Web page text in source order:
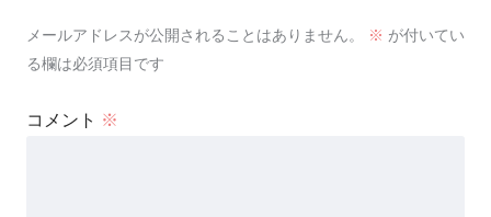
メールアドレスが公開されることはありません。 ※ が付いてい
る欄は必須項目です
コメント ※